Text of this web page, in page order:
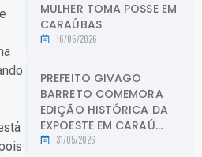
MULHER TOMA POSSE EM
CARAÚBAS
16/06/2026
PREFEITO GIVAGO
BARRETO COMEMORA
EDIÇÃO HISTÓRICA DA
EXPOESTE EM CARAÚ...
31/05/2026